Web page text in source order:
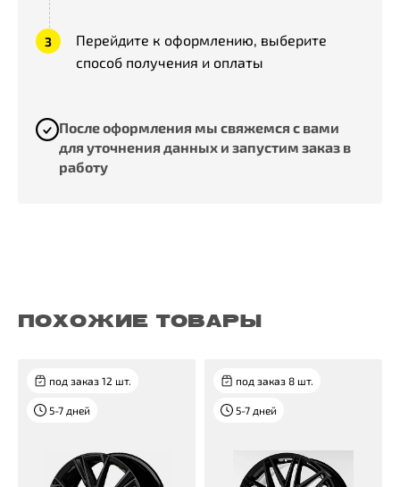
Перейдите к оформлению, выберите
способ получения и оплаты
После оформления мы свяжемся с вами
для уточнения данных и запустим заказ в
работу
ПОХОЖИЕ ТОВАРЫ
под заказ 12 шт.
5-7 дней
под заказ 8 шт.
5-7 дней